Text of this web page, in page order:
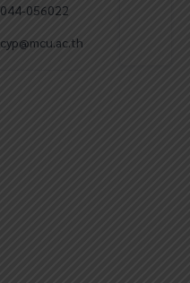
044-056022
cyp@mcu.ac.th